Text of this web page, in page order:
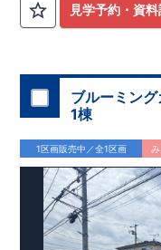
立福泉中学校』徒歩約
10分 『コーナン高石富
見学予約・資
ブルーミン
1棟
1区画販売中／全1区画